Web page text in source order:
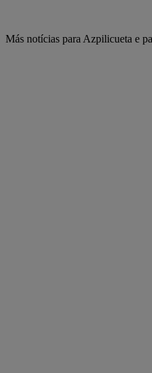
Más notícias para Azpilicueta e